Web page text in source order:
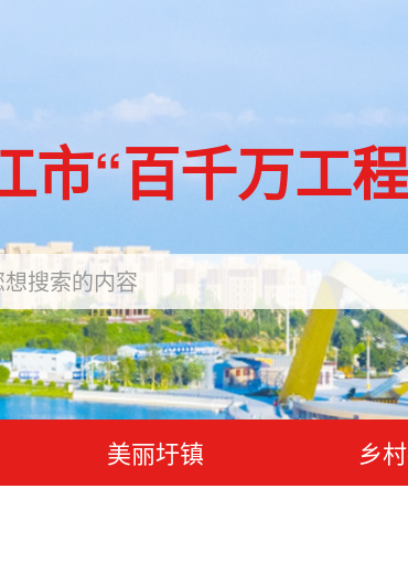
市“百千万工
美丽圩镇 乡